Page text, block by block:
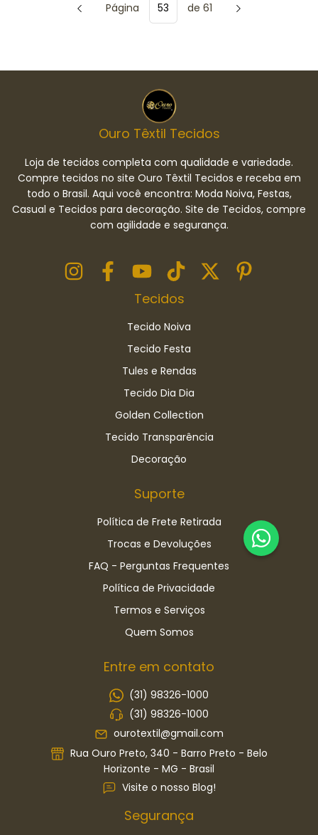
Página de 61
Ouro Têxtil Tecidos
Loja de tecidos completa com qualidade e variedade.
Compre tecidos no site Ouro Têxtil Tecidos e receba em
todo o Brasil. Aqui você encontra: Moda Noiva, Festas,
Casual e Tecidos para decoração. Site de Tecidos, compre
com agilidade e segurança.
Tecidos
Tecido Noiva
Tecido Festa
Tules e Rendas
Tecido Dia Dia
Golden Collection
Tecido Transparência
Decoração
Suporte
Política de Frete Retirada
Trocas e Devoluções
FAQ - Perguntas Frequentes
Política de Privacidade
Termos e Serviços
Quem Somos
Entre em contato
(31) 98326-1000
(31) 98326-1000
ourotextil@gmail.com
Rua Ouro Preto, 340 - Barro Preto - Belo
Horizonte - MG - Brasil
Visite o nosso Blog!
Segurança